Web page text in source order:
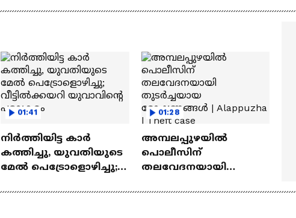
ചെയ്യാനുള്ള
രാമായണ ട്രെയിലർ
01:41
നിർത്തിയിട്ട കാർ
കത്തിച്ചു, യുവതിയുടെ
മേൽ പെട്രോളൊഴിച്ചു;
യുവാവിന്റെ പരാക്രമം
01:28
അമ്പലപ്പുഴയില്‍
പൊലീസിന്
തലവേദനയായി
മോഷണങ്ങള്‍ |